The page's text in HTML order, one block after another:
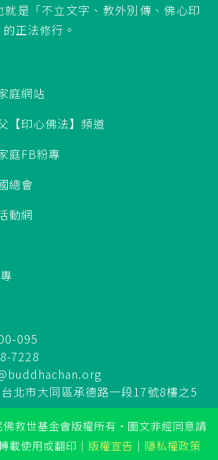
就是「不立文字、教外別傳、佛心印
正法修行。
庭網站
【印心佛法】頻道
庭FB粉專
總會
動網
095
7228
北市大同區承德路一段17號8樓之5
佛救世基金會版權所有‧圖文非經同意請
載使用或翻印 ｜ 版權宣告 ｜ 隱私權政策